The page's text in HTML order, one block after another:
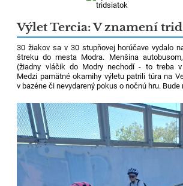
Výlet Tercia: V znamení
30 žiakov sa v 30 stupňovej horúčave vydalo
štreku do mesta Modra. Menšina
(žiadny vláčik do Modry nechodí - to treba
Medzi pamätné okamihy výletu patrili túra na
v bazéne či nevydarený pokus o nočnú hru.